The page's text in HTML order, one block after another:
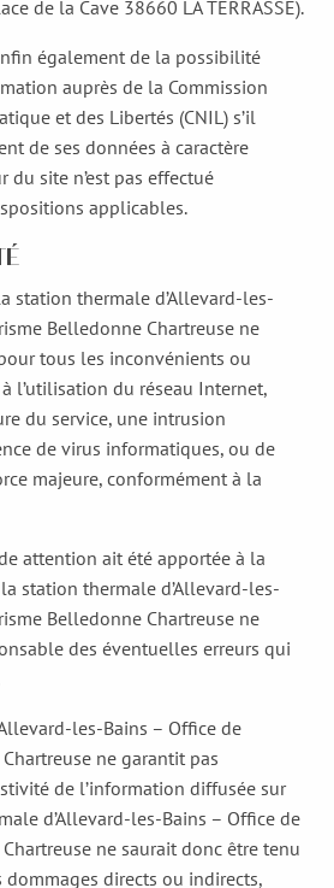
de la Cave 38660 LA TERRASSE).
également de la possibilité
auprès de la Commission
et des Libertés (CNIL) s’il
de ses données à caractère
du site n’est pas effectué
applicables.
station thermale d’Allevard-les-
Belledonne Chartreuse ne
tous les inconvénients ou
l’utilisation du réseau Internet,
du service, une intrusion
de virus informatiques, ou de
majeure, conformément à la
attention ait été apportée à la
station thermale d’Allevard-les-
Belledonne Chartreuse ne
des éventuelles erreurs qui
les-Bains – Office de
ne garantit pas
de l’information diffusée sur
d’Allevard-les-Bains – Office de
ne saurait donc être tenu
directs ou indirects,